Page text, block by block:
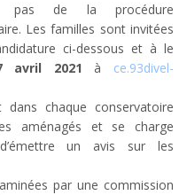
pas de la procédure
Les familles sont invitées
ci-dessous et à le
avril 2021 à ce.93divel-
chaque conservatoire
aménagés et se charge
un avis sur les
par une commission